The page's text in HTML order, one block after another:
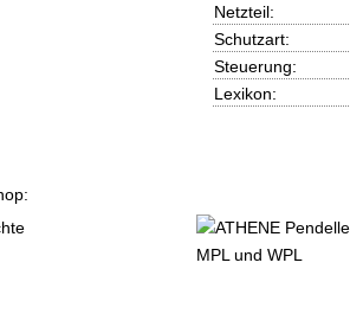
Netzteil:
Schutzart:
Steuerung:
Lexikon: